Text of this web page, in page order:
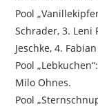
Pool
Schrader, 3. Leni
Jeschke, 4.
Pool
Milo Ohnes.
Pool